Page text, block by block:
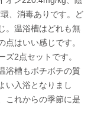
、消毒ありです。ど
。温浴槽はどれも無
はいい感じです。
2点セットです。
浴槽もボチボチの質
い入浴となりまし
これからの季節に是